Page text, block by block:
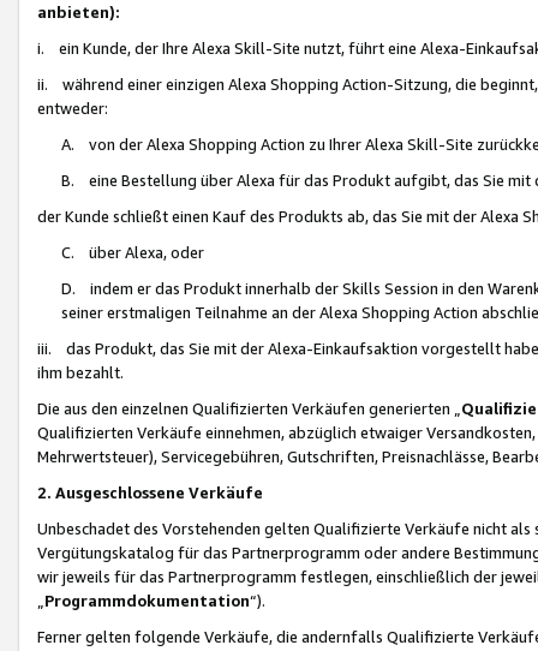
anbieten):
i. ein Kunde, der Ihre Alexa Skill-Site nutzt, führt eine Alexa-
ii. während einer einzigen Alexa Shopping Action-Sitzung, die
entweder:
A. von der Alexa Shopping Action zu Ihrer Alexa Skill-Site
B. eine Bestellung über Alexa für das Produkt aufgibt, das Sie mit
der Kunde schließt einen Kauf des Produkts ab, das Sie mit der Alexa
C. über Alexa, oder
D. indem er das Produkt innerhalb der Skills Session in den
seiner erstmaligen Teilnahme an der Alexa Shopping Action
iii. das Produkt, das Sie mit der Alexa-Einkaufsaktion vorgestellt
ihm bezahlt.
Die aus den einzelnen Qualifizierten Verkäufen generierten „
Qualifizierten Verkäufe einnehmen, abzüglich etwaiger
Mehrwertsteuer), Servicegebühren, Gutschriften, Preisnachlässe,
2. Ausgeschlossene Verkäufe
Unbeschadet des Vorstehenden gelten Qualifizierte Verkäufe nicht
Vergütungskatalog für das Partnerprogramm oder andere
wir jeweils für das Partnerprogramm festlegen, einschließlich der
Programmdokumentation“).
Ferner gelten folgende Verkäufe, die andernfalls Qualifizierte